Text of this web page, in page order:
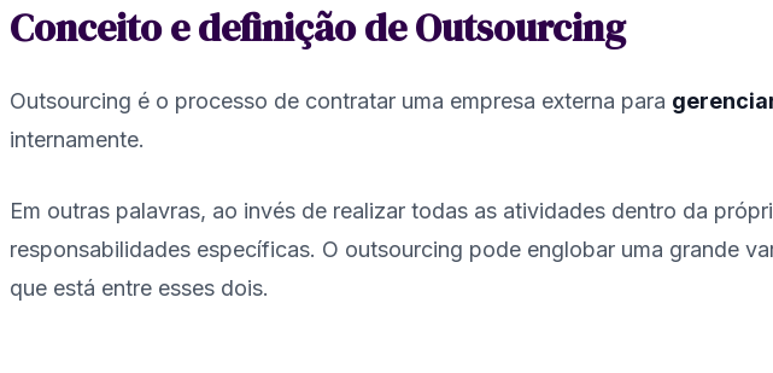
Conceito e definição de Outsourcing
Outsourcing é o processo de contratar uma empresa externa para
internamente.
Em outras palavras, ao invés de realizar todas as atividades dentro da
responsabilidades específicas. O outsourcing pode englobar uma grande
que está entre esses dois.